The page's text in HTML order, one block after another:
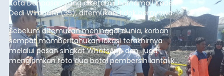
Kota Denpasar, yang diketahui bernama I Kadek
Dedi Wiranata (35), ditemukan tidak bernyawa di
pesisir Pantai Purnama, Sukawati.
Sebelum ditemukan meninggal dunia, korban
sempat memberitahukan lokasi terakhirnya
melalui pesan singkat WhatsApp dan juga
mengirimkan foto dua botol pembersih lantai ke
istrinya.